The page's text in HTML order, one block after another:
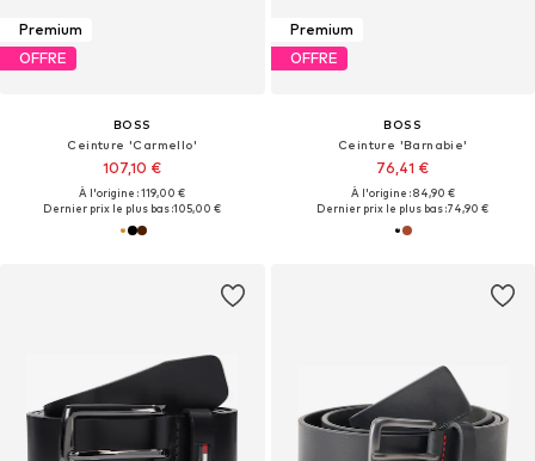
Premium
OFFRE
BOSS
Ceinture 'Carmello'
107,10 €
À l'origine : 119,00 €
Dernier prix le plus bas :105,00 €
Premium
OFFRE
BOSS
Ceinture 'Barnabie'
76,41 €
À l'origine : 84,90 €
Dernier prix le plus bas :74,90 €